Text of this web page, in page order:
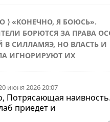
⟩ «КОНЕЧНО, Я БОЮСЬ».
БОРЮТСЯ ЗА ПРАВА
В СИЛЛАМЯЭ, НО ВЛАСТЬ И
ИГНОРИРУЮТ ИХ
июня 2026 20:07
Потрясающая наивность.
приедет и